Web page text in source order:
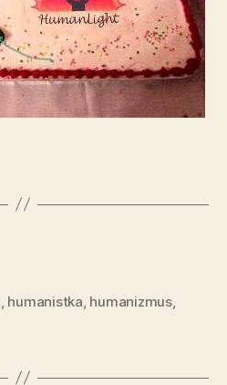
humanistka humanizmus,